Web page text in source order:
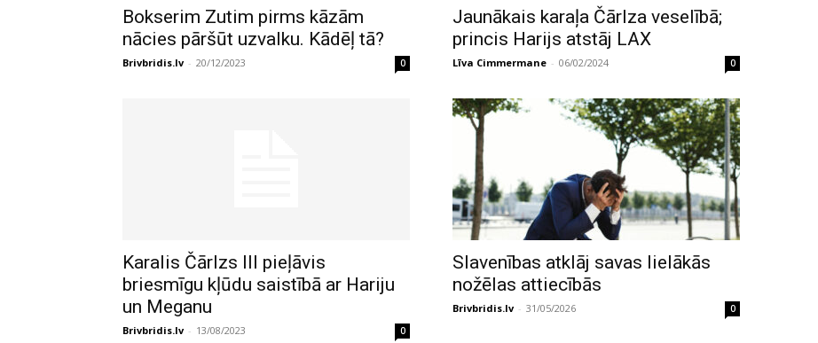
Bokserim Zutim pirms kāzām
nācies pāršūt uzvalku. Kādēļ tā?
Brivbridis.lv - 20/12/2023 0
Jaunākais karaļa Čārlza veselībā;
princis Harijs atstāj LAX
Līva Cimmermane - 06/02/2024 0
Karalis Čārlzs III pieļāvis
briesmīgu kļūdu saistībā ar Hariju
un Meganu
Brivbridis.lv - 13/08/2023 0
Slavenības atklāj savas lielākās
nožēlas attiecībās
Brivbridis.lv - 31/05/2026 0